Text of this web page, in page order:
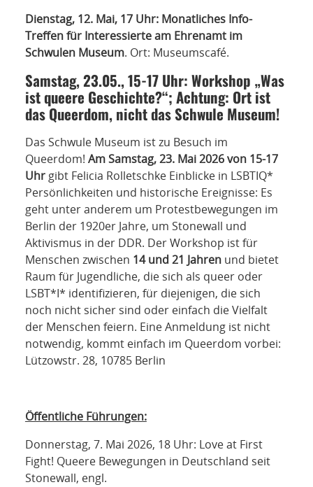
Dienstag, 12. Mai, 17 Uhr: Monatliches Info-
Treffen für Interessierte am Ehrenamt im
Schwulen Museum. Ort: Museumscafé.
Samstag, 23.05., 15-17 Uhr: Workshop „Was
ist queere Geschichte?“; Achtung: Ort ist
das Queerdom, nicht das Schwule Museum!
Das Schwule Museum ist zu Besuch im
Queerdom! Am Samstag, 23. Mai 2026 von 15-17
Uhrgibt Felicia Rolletschke Einblicke in LSBTIQ*
Persönlichkeiten und historische Ereignisse: Es
geht unter anderem um Protestbewegungen im
Berlin der 1920er Jahre, um Stonewall und
Aktivismus in der DDR. Der Workshop ist für
Menschen zwischen 14 und 21 Jahrenund bietet
Raum für Jugendliche, die sich als queer oder
LSBT*I* identifizieren, für diejenigen, die sich
noch nicht sicher sind oder einfach die Vielfalt
der Menschen feiern. Eine Anmeldung ist nicht
notwendig, kommt einfach im Queerdom vorbei:
Lützowstr. 28, 10785 Berlin
Öffentliche Führungen:
Donnerstag, 7. Mai 2026, 18 Uhr: Love at First
Fight! Queere Bewegungen in Deutschland seit
Stonewall, engl.